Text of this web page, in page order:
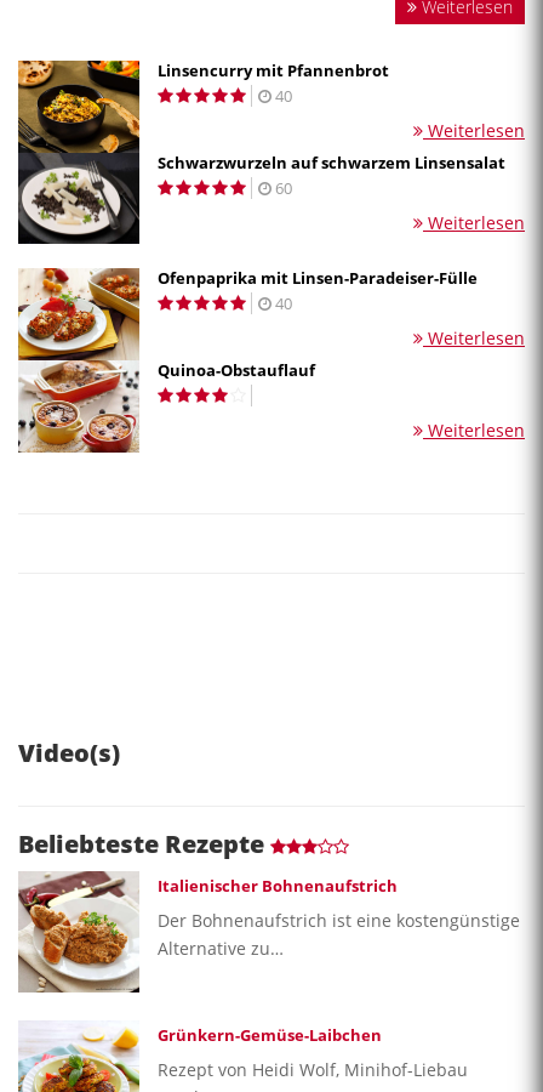
Weiterlesen
Linsencurry mit Pfannenbrot
40
Weiterlesen
Schwarzwurzeln auf schwarzem Linsensalat
60
Weiterlesen
Ofenpaprika mit Linsen-Paradeiser-Fülle
40
Weiterlesen
Quinoa-Obstauflauf
Weiterlesen
Video(s)
Beliebteste Rezepte
Italienischer Bohnenaufstrich
Der Bohnenaufstrich ist eine kostengünstige
Alternative zu…
Grünkern-Gemüse-Laibchen
Rezept von Heidi Wolf, Minihof-Liebau